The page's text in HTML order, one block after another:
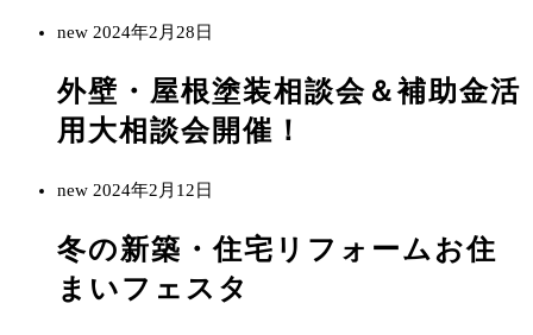
new 2024年2月28日
外壁・屋根塗装相談会＆補助金活
用大相談会開催！
new 2024年2月12日
冬の新築・住宅リフォームお住
まいフェスタ